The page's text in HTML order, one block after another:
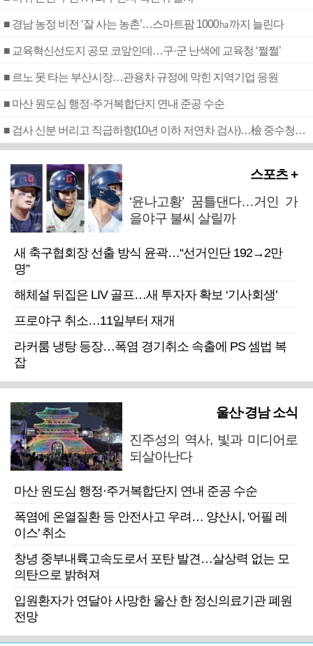
■ 경남 농정 비전 ‘잘 사는 농촌’…스마트팜 1000㏊까지 늘린다
■ 교육혁신선도지 공모 코앞인데…구·군 난색에 교육청 ‘쩔쩔’
■ 르노 못 타는 부산시장…관용차 규정에 막힌 지역기업 응원
■ 마산 원도심 행정·주거복합단지 연내 준공 수순
■ 검사 신분 버리고 직급하향(10년 이하 저연차 검사)…檢 중수청행 기피
스포츠 +
‘윤나고황’ 꿈틀댄다…거인 가
을야구 불씨 살릴까
새 축구협회장 선출 방식 윤곽…“선거인단 192→2만
명”
해체설 뒤집은 LIV 골프…새 투자자 확보 ‘기사회생’
프로야구 취소…11일부터 재개
라커룸 냉탕 등장…폭염 경기취소 속출에 PS 셈법 복
잡
울산·경남 소식
진주성의 역사, 빛과 미디어로
되살아난다
마산 원도심 행정·주거복합단지 연내 준공 수순
폭염에 온열질환 등 안전사고 우려… 양산시, '어필 레
이스' 취소
창녕 중부내륙고속도로서 포탄 발견…살상력 없는 모
의탄으로 밝혀져
입원환자가 연달아 사망한 울산 한 정신의료기관 폐원
전망